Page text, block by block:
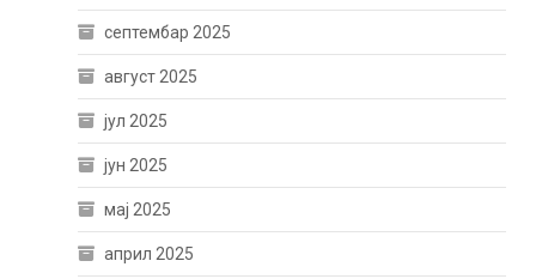
септембар 2025
август 2025
јул 2025
јун 2025
мај 2025
април 2025